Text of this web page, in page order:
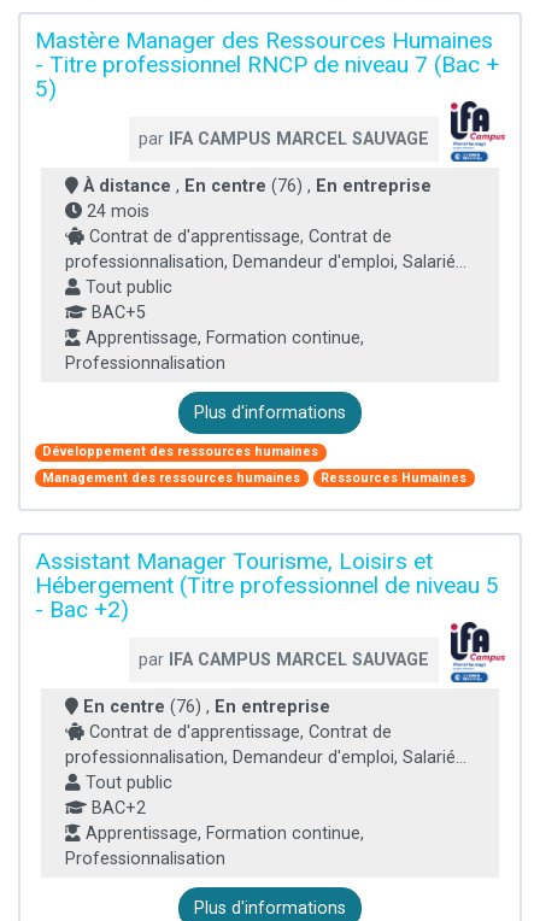
Mastère Manager des Ressources Humaines
- Titre professionnel RNCP de niveau 7 (Bac +
5)
par IFA CAMPUS MARCEL SAUVAGE
À distance , En centre (76) , En entreprise
24 mois
Contrat de d'apprentissage, Contrat de
professionnalisation, Demandeur d'emploi, Salarié...
Tout public
BAC+5
Apprentissage, Formation continue,
Professionnalisation
Plus d'informations
Développement des ressources humaines
Management des ressources humaines
Ressources Humaines
Assistant Manager Tourisme, Loisirs et
Hébergement (Titre professionnel de niveau 5
- Bac +2)
par IFA CAMPUS MARCEL SAUVAGE
En centre (76) , En entreprise
Contrat de d'apprentissage, Contrat de
professionnalisation, Demandeur d'emploi, Salarié...
Tout public
BAC+2
Apprentissage, Formation continue,
Professionnalisation
Plus d'informations